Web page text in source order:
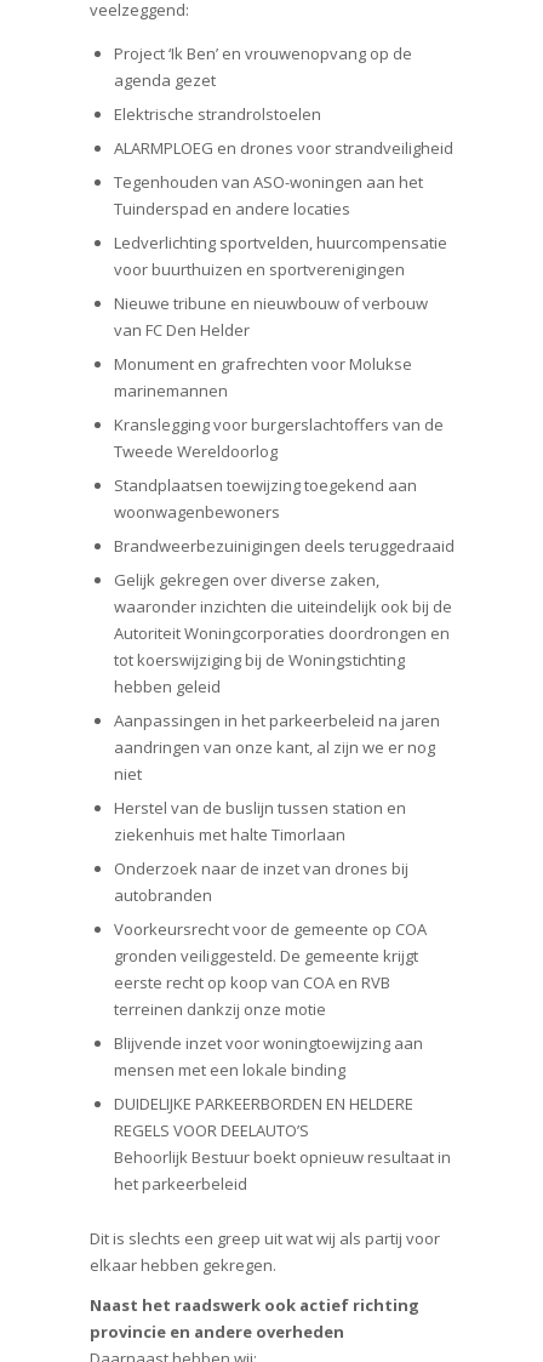
veelzeggend:
Project ‘Ik Ben’ en vrouwenopvang op de
agenda gezet
Elektrische strandrolstoelen
ALARMPLOEG en drones voor strandveiligheid
Tegenhouden van ASO-woningen aan het
Tuinderspad en andere locaties
Ledverlichting sportvelden, huurcompensatie
voor buurthuizen en sportverenigingen
Nieuwe tribune en nieuwbouw of verbouw
van FC Den Helder
Monument en grafrechten voor Molukse
marinemannen
Kranslegging voor burgerslachtoffers van de
Tweede Wereldoorlog
Standplaatsen toewijzing toegekend aan
woonwagenbewoners
Brandweerbezuinigingen deels teruggedraaid
Gelijk gekregen over diverse zaken,
waaronder inzichten die uiteindelijk ook bij de
Autoriteit Woningcorporaties doordrongen en
tot koerswijziging bij de Woningstichting
hebben geleid
Aanpassingen in het parkeerbeleid na jaren
aandringen van onze kant, al zijn we er nog
niet
Herstel van de buslijn tussen station en
ziekenhuis met halte Timorlaan
Onderzoek naar de inzet van drones bij
autobranden
Voorkeursrecht voor de gemeente op COA
gronden veiliggesteld. De gemeente krijgt
eerste recht op koop van COA en RVB
terreinen dankzij onze motie
Blijvende inzet voor woningtoewijzing aan
mensen met een lokale binding
DUIDELIJKE PARKEERBORDEN EN HELDERE
REGELS VOOR DEELAUTO’S
Behoorlijk Bestuur boekt opnieuw resultaat in
het parkeerbeleid
Dit is slechts een greep uit wat wij als partij voor
elkaar hebben gekregen.
Naast het raadswerk ook actief richting
provincie en andere overheden